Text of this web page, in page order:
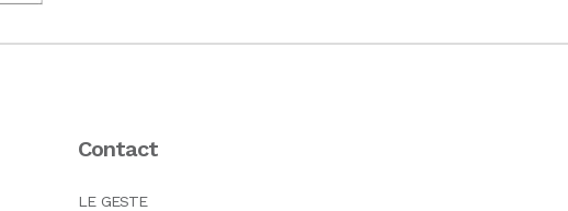
Contact
LE GESTE